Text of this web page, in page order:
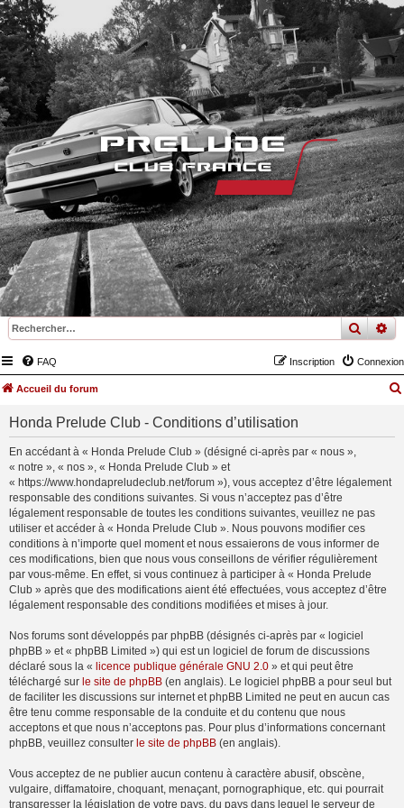
FAQ Connexion
Inscription
Accueil du forum
Honda Prelude Club - Conditions d’utilisation
En accédant à « Honda Prelude Club » (désigné ci-après par « nous »,
« notre », « nos », « Honda Prelude Club » et
« https://www.hondapreludeclub.net/forum »), vous acceptez d’être légalement
responsable des conditions suivantes. Si vous n’acceptez pas d’être
légalement responsable de toutes les conditions suivantes, veuillez ne pas
utiliser et accéder à « Honda Prelude Club ». Nous pouvons modifier ces
conditions à n’importe quel moment et nous essaierons de vous informer de
ces modifications, bien que nous vous conseillons de vérifier régulièrement
par vous-même. En effet, si vous continuez à participer à « Honda Prelude
Club » après que des modifications aient été effectuées, vous acceptez d’être
légalement responsable des conditions modifiées et mises à jour.
Nos forums sont développés par phpBB (désignés ci-après par « logiciel
phpBB » et « phpBB Limited ») qui est un logiciel de forum de discussions
déclaré sous la « licence publique générale GNU 2.0 » et qui peut être
téléchargé sur le site de phpBB (en anglais). Le logiciel phpBB a pour seul but
de faciliter les discussions sur internet et phpBB Limited ne peut en aucun cas
être tenu comme responsable de la conduite et du contenu que nous
acceptons et que nous n’acceptons pas. Pour plus d’informations concernant
phpBB, veuillez consulter le site de phpBB (en anglais).
Vous acceptez de ne publier aucun contenu à caractère abusif, obscène,
vulgaire, diffamatoire, choquant, menaçant, pornographique, etc. qui pourrait
transgresser la législation de votre pays, du pays dans lequel le serveur de